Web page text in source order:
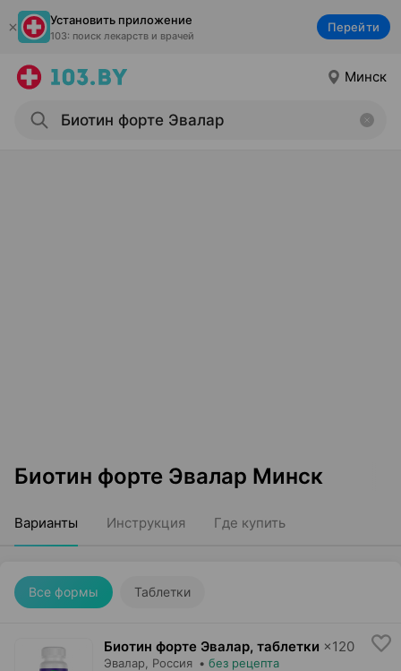
Установить приложение
103: поиск лекарств и врачей
Перейти
Минск
Биотин форте Эвалар Минск
Варианты Инструкция Где купить
Все формы Таблетки
Биотин форте Эвалар, таблетки ×120
Эвалар , Россия • без рецепта